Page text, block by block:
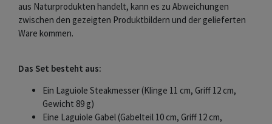
aus Naturprodukten handelt, kann es zu Abweichungen
zwischen den gezeigten Produktbildern und der gelieferten
Ware kommen.
Das Set besteht aus:
Ein Laguiole Steakmesser (Klinge 11 cm, Griff 12 cm,
Gewicht 89 g)
Eine Laguiole Gabel (Gabelteil 10 cm, Griff 12 cm,